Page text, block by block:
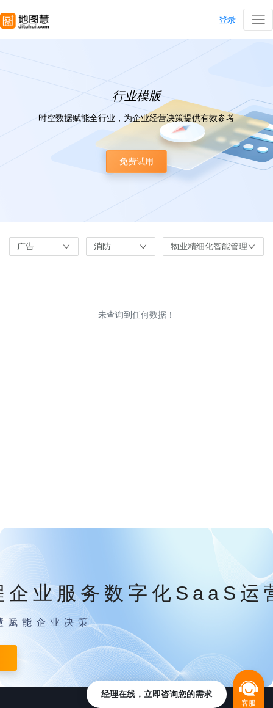
登录
行业模版
时空数据赋能全行业，为企业经营决策提供有效参考
免费试用
广告 消防 物业精细化智能管理
未查询到任何数据！
企业服务数字化SaaS运
赋能企业决策
客服
经理在线，立即咨询您的需求